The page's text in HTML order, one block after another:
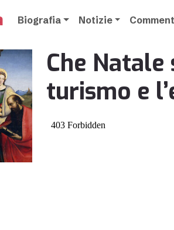
Biografia Notizie
Che
turismo e